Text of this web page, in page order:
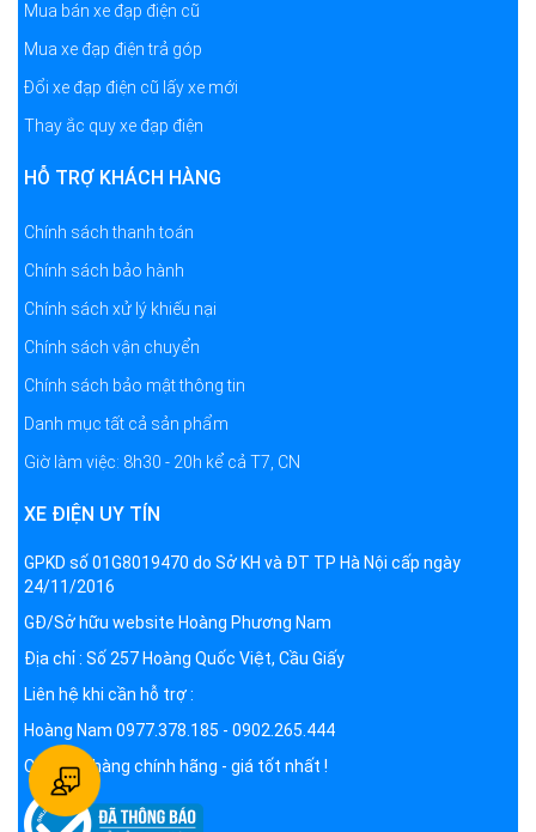
Mua bán xe đạp điện cũ
Mua xe đạp điện trả góp
Đổi xe đạp điện cũ lấy xe mới
Thay ắc quy xe đạp điện
HỖ TRỢ KHÁCH HÀNG
Chính sách thanh toán
Chính sách bảo hành
Chính sách xử lý khiếu nại
Chính sách vận chuyển
Chính sách bảo mật thông tin
Danh mục tất cả sản phẩm
Giờ làm việc: 8h30 - 20h kể cả T7, CN
XE ĐIỆN UY TÍN
GPKD số 01G8019470 do Sở KH và ĐT TP Hà Nội cấp ngày
24/11/2016
GĐ/Sở hữu website Hoàng Phương Nam
Địa chỉ : Số 257 Hoàng Quốc Việt, Cầu Giấy
Liên hệ khi cần hỗ trợ :
Hoàng Nam 0977.378.185 - 0902.265.444
Cam kết hàng chính hãng - giá tốt nhất !